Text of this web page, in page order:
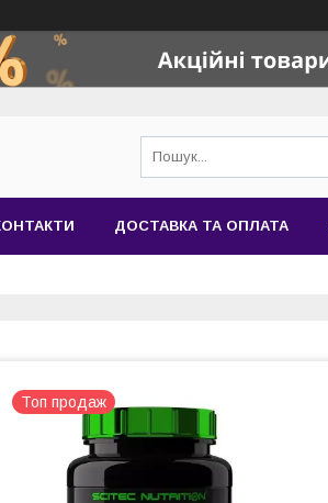
ДОСТАВКА ТА ОПЛАТА
Топ продаж